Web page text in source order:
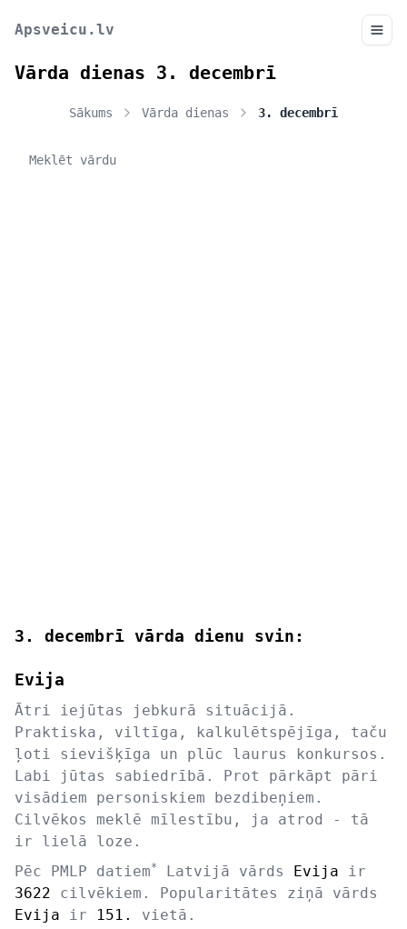
Apsveicu.lv
Vārda dienas 3. decembrī
Sākums Vārda dienas 3. decembrī
3. decembrī vārda dienu svin:
Evija
Ātri iejūtas jebkurā situācijā.
Praktiska, viltīga, kalkulētspējīga, taču
ļoti sievišķīga un plūc laurus konkursos.
Labi jūtas sabiedrībā. Prot pārkāpt pāri
visādiem personiskiem bezdibeņiem.
Cilvēkos meklē mīlestību, ja atrod - tā
ir lielā loze.
Pēc PMLP datiem* Latvijā vārds Evija ir
3622 cilvēkiem. Popularitātes ziņā vārds
Evija ir 151. vietā.